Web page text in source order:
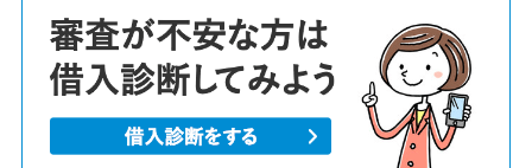
説！ もっとも便利でお得な返済
方法はどれ？
年収が低い＆他社借入があると
落ちる？バンクイックの口コミ